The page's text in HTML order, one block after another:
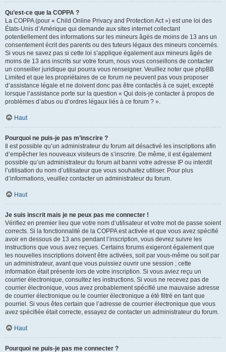
Qu’est-ce que la COPPA ?
La COPPA (pour « Child Online Privacy and Protection Act ») est une loi des
États-Unis d’Amérique qui demande aux sites internet collectant
potentiellement des informations sur les mineurs âgés de moins de 13 ans un
consentement écrit des parents ou des tuteurs légaux des mineurs concernés.
Si vous ne savez pas si cette loi s’applique également aux mineurs âgés de
moins de 13 ans inscrits sur votre forum, nous vous conseillons de contacter
un conseiller juridique qui pourra vous renseigner. Veuillez noter que phpBB
Limited et que les propriétaires de ce forum ne peuvent pas vous proposer
d’assistance légale et ne doivent donc pas être contactés à ce sujet, excepté
lorsque l’assistance porte sur la question « Qui dois-je contacter à propos de
problèmes d’abus ou d’ordres légaux liés à ce forum ? ».
Haut
Pourquoi ne puis-je pas m’inscrire ?
Il est possible qu’un administrateur du forum ait désactivé les inscriptions afin
d’empêcher les nouveaux visiteurs de s’inscrire. De même, il est également
possible qu’un administrateur du forum ait banni votre adresse IP ou interdit
l’utilisation du nom d’utilisateur que vous souhaitez utiliser. Pour plus
d’informations, veuillez contacter un administrateur du forum.
Haut
Je suis inscrit mais je ne peux pas me connecter !
Vérifiez en premier lieu que votre nom d’utilisateur et votre mot de passe soient
corrects. Si la fonctionnalité de la COPPA est activée et que vous avez spécifié
avoir en dessous de 13 ans pendant l’inscription, vous devrez suivre les
instructions que vous avez reçues. Certains forums exigeront également que
les nouvelles inscriptions doivent être activées, soit par vous-même ou soit par
un administrateur, avant que vous puissiez ouvrir une session ; cette
information était présente lors de votre inscription. Si vous aviez reçu un
courrier électronique, consultez les instructions. Si vous ne recevez pas de
courrier électronique, vous avez probablement spécifié une mauvaise adresse
de courrier électronique ou le courrier électronique a été filtré en tant que
pourriel. Si vous êtes certain que l’adresse de courrier électronique que vous
avez spécifiée était correcte, essayez de contacter un administrateur du forum.
Haut
Pourquoi ne puis-je pas me connecter ?